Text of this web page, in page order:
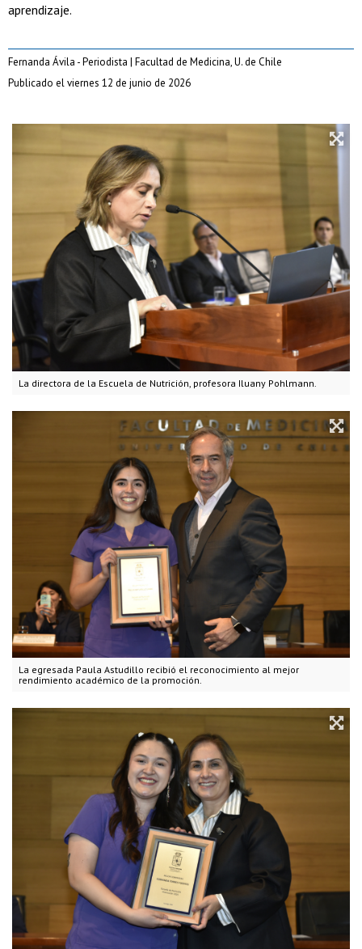
La directora de la Escuela de Nutrición, profesora Iluany Pohlmann.
La egresada Paula Astudillo recibió el reconocimiento al mejor
rendimiento académico de la promoción.
aprendizaje.
Fernanda Ávila - Periodista | Facultad de Medicina, U. de Chile
Publicado el viernes 12 de junio de 2026